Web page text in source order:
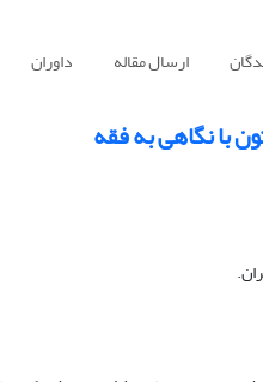
ارسال مقاله داوران
با نگاهی به فقه